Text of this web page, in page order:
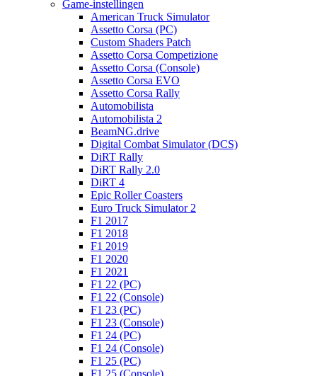
Game-instellingen
American Truck Simulator
Assetto Corsa (PC)
Custom Shaders Patch
Assetto Corsa Competizione
Assetto Corsa (Console)
Assetto Corsa EVO
Assetto Corsa Rally
Automobilista
Automobilista 2
BeamNG.drive
Digital Combat Simulator (DCS)
DiRT Rally
DiRT Rally 2.0
DiRT 4
Epic Roller Coasters
Euro Truck Simulator 2
F1 2017
F1 2018
F1 2019
F1 2020
F1 2021
F1 22 (PC)
F1 22 (Console)
F1 23 (PC)
F1 23 (Console)
F1 24 (PC)
F1 24 (Console)
F1 25 (PC)
F1 25 (Console)